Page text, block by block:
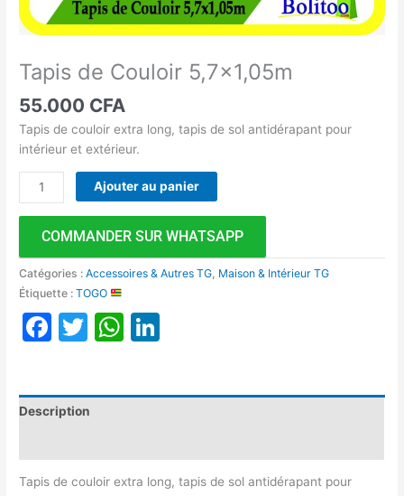
Tapis de Couloir 5,7×1,05m
55.000 CFA
Tapis de couloir extra long, tapis de sol antidérapant pour
intérieur et extérieur.
Ajouter au panier
COMMANDER SUR WHATSAPP
Catégories :Accessoires & Autres TG Maison & Intérieur TG
Étiquette :TOGO
Facebook
TwitterWhatsApp
Description
Tapis de couloir extra long, tapis de sol antidérapant pour